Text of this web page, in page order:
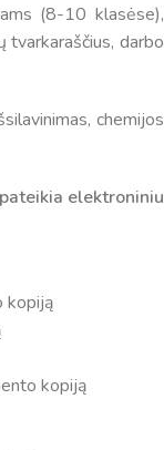
(8-10 klasėse),
darbo
chemijos
elektroniniu
kopiją
kopiją
gimnazijos DI
intelektas
bet
pateiksiu